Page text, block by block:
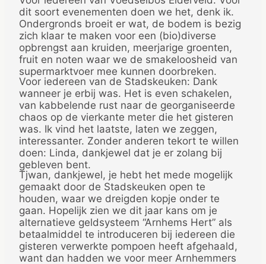
dit soort evenementen doen we het, denk ik.
Ondergronds broeit er wat, de bodem is bezig
zich klaar te maken voor een (bio)diverse
opbrengst aan kruiden, meerjarige groenten,
fruit en noten waar we de smakeloosheid van
supermarktvoer mee kunnen doorbreken.
Voor iedereen van de Stadskeuken: Dank
wanneer je erbij was. Het is even schakelen,
van kabbelende rust naar de georganiseerde
chaos op de vierkante meter die het gisteren
was. Ik vind het laatste, laten we zeggen,
interessanter. Zonder anderen tekort te willen
doen: Linda, dankjewel dat je er zolang bij
gebleven bent.
Tjwan, dankjewel, je hebt het mede mogelijk
gemaakt door de Stadskeuken open te
houden, waar we dreigden kopje onder te
gaan. Hopelijk zien we dit jaar kans om je
alternatieve geldsysteem “Arnhems Hert” als
betaalmiddel te introduceren bij iedereen die
gisteren verwerkte pompoen heeft afgehaald,
want dan hadden we voor meer Arnhemmers